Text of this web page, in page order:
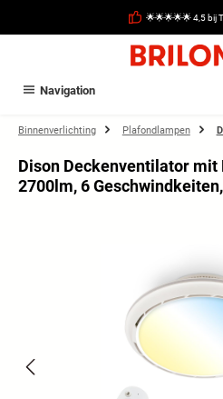
🌟🌟🌟🌟🌟 4,5 bij
Navigation
Binnenverlichting Plafondlampen
Dison Deckenventilator mit
2700lm, 6